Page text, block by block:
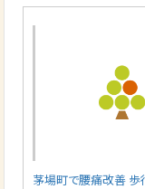
茅場町で腰痛改善